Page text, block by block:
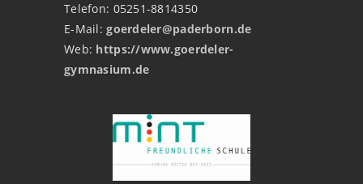
Telefon: 05251-8814350
E-Mail:goerdeler@paderborn.de
Web: https://www.goerdeler-
gymnasium.de